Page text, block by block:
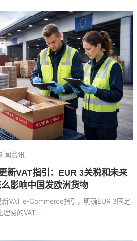
闻资讯
新VAT指引：EUR 3关税和未来
影响中国发欧洲货物
VAT e-Commerce指引，明确EUR 3固定
理费的VAT…